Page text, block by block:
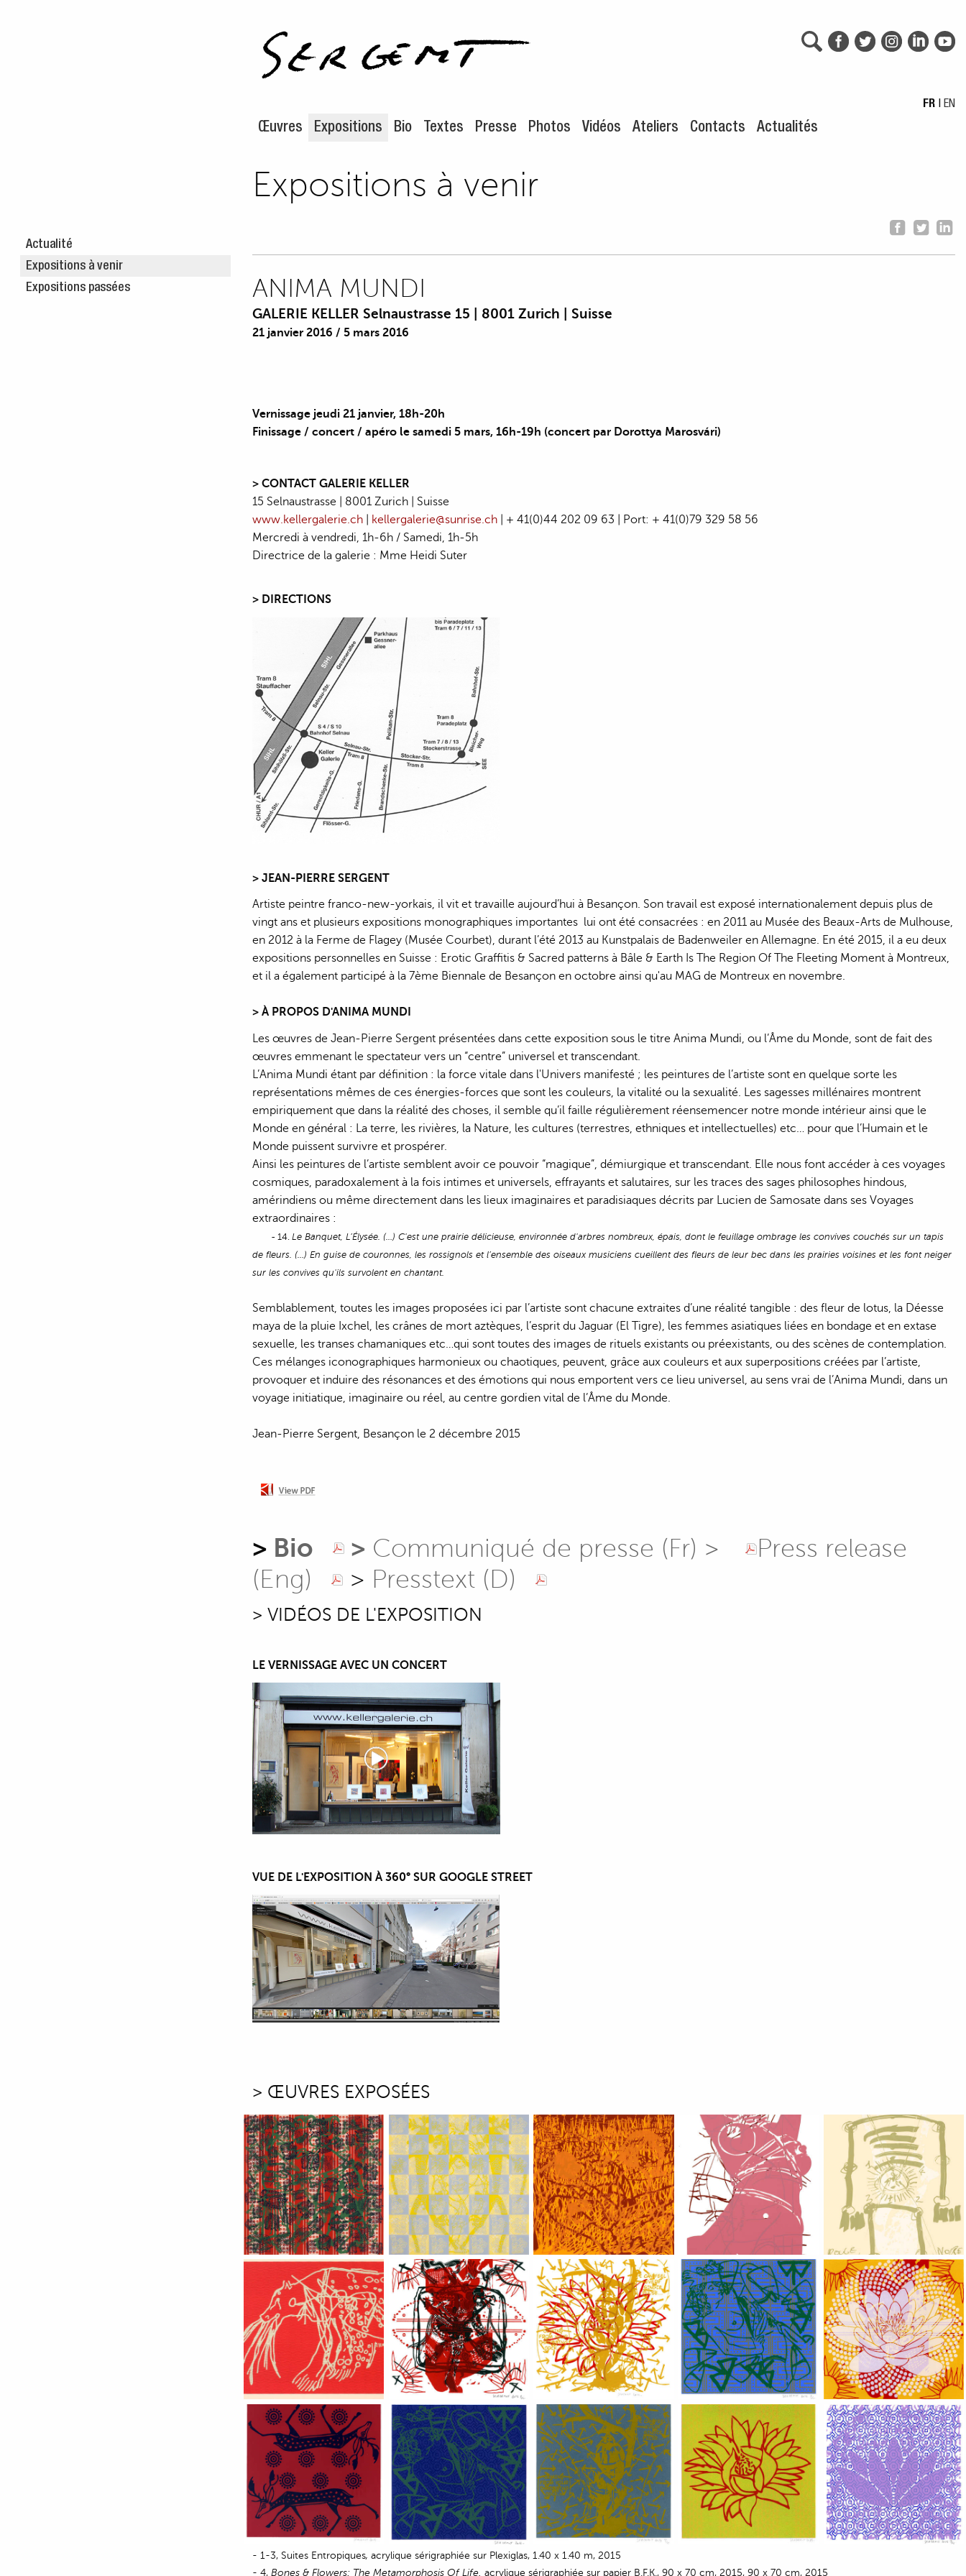
FR | EN
Œuvres Expositions Bio Textes Presse Photos Vidéos Ateliers Contacts Actualités
Actualité
Expositions à venir
Expositions passées
Expositions à venir
ANIMA MUNDI
GALERIE KELLER Selnaustrasse 15 | 8001 Zurich | Suisse
21 janvier 2016 / 5 mars 2016
Vernissage jeudi 21 janvier, 18h-20h
Finissage / concert / apéro le samedi 5 mars, 16h-19h (concert par Dorottya Marosvári)
> CONTACT GALERIE KELLER
15 Selnaustrasse | 8001 Zurich | Suisse
www.kellergalerie.ch
kellergalerie@sunrise.ch | + 41(0)44 202 09 63 | Port: + 41(0)79 329 58 56
Mercredi à vendredi, 1h-6h / Samedi, 1h-5h
Directrice de la galerie : Mme Heidi Suter
> DIRECTIONS
> JEAN-PIERRE SERGENT
Artiste peintre franco-new-yorkais, il vit et travaille aujourd’hui à Besançon. Son travail est exposé internationalement depuis plus de
vingt ans et plusieurs expositions monographiques importantes lui ont été consacrées : en 2011 au Musée des Beaux-Arts de Mulhouse,
en 2012 à la Ferme de Flagey (Musée Courbet), durant l’été 2013 au Kunstpalais de Badenweiler en Allemagne. En été 2015, il a eu deux
expositions personnelles en Suisse : Erotic Graffitis & Sacred patterns à Bâle & Earth Is The Region Of The Fleeting Moment à Montreux,
et il a également participé à la 7ème Biennale de Besançon en octobre ainsi qu'au MAG de Montreux en novembre.
> À PROPOS D'ANIMA MUNDI
Les œuvres de Jean-Pierre Sergent présentées dans cette exposition sous le titre Anima Mundi, ou l’Âme du Monde, sont de fait des
œuvres emmenant le spectateur vers un “centre” universel et transcendant.
L’Anima Mundi étant par définition : la force vitale dans l'Univers manifesté ; les peintures de l’artiste sont en quelque sorte les
représentations mêmes de ces énergies-forces que sont les couleurs, la vitalité ou la sexualité. Les sagesses millénaires montrent
empiriquement que dans la réalité des choses, il semble qu’il faille régulièrement réensemencer notre monde intérieur ainsi que le
Monde en général : La terre, les rivières, la Nature, les cultures (terrestres, ethniques et intellectuelles) etc… pour que l’Humain et le
Monde puissent survivre et prospérer.
Ainsi les peintures de l’artiste semblent avoir ce pouvoir “magique”, démiurgique et transcendant. Elle nous font accéder à ces voyages
cosmiques, paradoxalement à la fois intimes et universels, effrayants et salutaires, sur les traces des sages philosophes hindous,
amérindiens ou même directement dans les lieux imaginaires et paradisiaques décrits par Lucien de Samosate dans ses Voyages
extraordinaires :
- 14. Le Banquet, L’Élysée. (…) C'est une prairie délicieuse, environnée d'arbres nombreux, épais, dont le feuillage ombrage les convives couchés sur un tapis
de fleurs. (…) En guise de couronnes, les rossignols et l’ensemble des oiseaux musiciens cueillent des fleurs de leur bec dans les prairies voisines et les font neiger
sur les convives qu'ils survolent en chantant.
Semblablement, toutes les images proposées ici par l’artiste sont chacune extraites d’une réalité tangible : des fleur de lotus, la Déesse
maya de la pluie Ixchel, les crânes de mort aztèques, l’esprit du Jaguar (El Tigre), les femmes asiatiques liées en bondage et en extase
sexuelle, les transes chamaniques etc…qui sont toutes des images de rituels existants ou préexistants, ou des scènes de contemplation.
Ces mélanges iconographiques harmonieux ou chaotiques, peuvent, grâce aux couleurs et aux superpositions créées par l’artiste,
provoquer et induire des résonances et des émotions qui nous emportent vers ce lieu universel, au sens vrai de l’Anima Mundi, dans un
voyage initiatique, imaginaire ou réel, au centre gordien vital de l’Âme du Monde.
Jean-Pierre Sergent, Besançon le 2 décembre 2015
> Bio > Communiqué de presse (Fr) >
Press release
(Eng)
> Presstext (D)
> VIDÉOS DE L'EXPOSITION
LE VERNISSAGE AVEC UN CONCERT
VUE DE L'EXPOSITION À 360° SUR GOOGLE STREET
> ŒUVRES EXPOSÉES
- 1-3, Suites Entropiques, acrylique sérigraphiée sur Plexiglas, 1.40 x 1.40 m, 2015
- 4, Bones & Flowers: The Metamorphosis Of Life, acrylique sérigraphiée sur papier B.F.K., 90 x 70 cm, 2015, 90 x 70 cm, 2015